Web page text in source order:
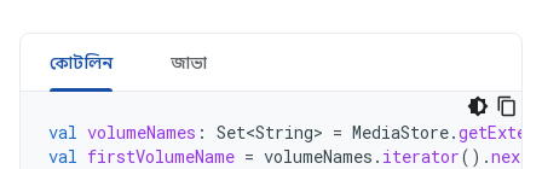
কোটলিন জাভা
val volumeNames : Set<String> = MediaStore.
val firstVolumeName = volumeNames . iterator().next